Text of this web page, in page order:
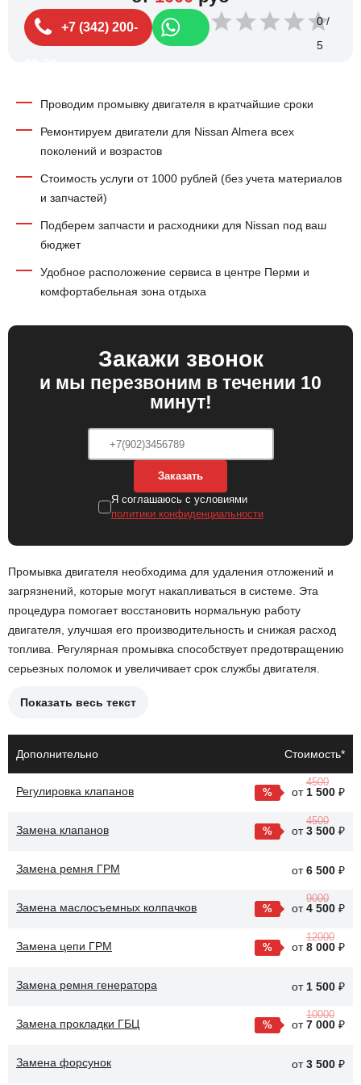
+7 (342) 200- 0
Проводим промывку двигателя в кратчайшие сроки
Ремонтируем двигатели для Nissan Almera всех
поколений и возрастов
Стоимость услуги от 1000 рублей (без учета материалов
и запчастей)
Подберем запчасти и расходники для Nissan под ваш
бюджет
Удобное расположение сервиса в центре Перми и
комфортабельная зона отдыха
Закажи звонок
и мы перезвоним в течении 10
минут!
Заказать
Я соглашаюсь с условиями
политики конфиденциальности
Промывка двигателя необходима для удаления отложений и
загрязнений, которые могут накапливаться в системе. Эта
процедура помогает восстановить нормальную работу
двигателя, улучшая его производительность и снижая расход
топлива. Регулярная промывка способствует предотвращению
серьезных поломок и увеличивает срок службы двигателя.
Добавление промывочного средства в масло и запуск
масляного фильтра и заливка нового масла.
смазке всех деталей. Это также помогает снизить уровень шума
и вибрации, обеспечивая более плавную работу двигателя.
Показать весь текст
Дополнительно Стоимость*
Регулировка клапанов от
4500
1 500 ₽
Замена клапанов от
4500
3 500 ₽
Замена ремня ГРМ от6 500 ₽
Замена маслосъемных колпачков от
9000
4 500 ₽
Замена цепи ГРМ от
12000
8 000 ₽
Замена ремня генератора от 1 500 ₽
Замена прокладки ГБЦ от
10000
7 000 ₽
Замена форсунок от3 500 ₽